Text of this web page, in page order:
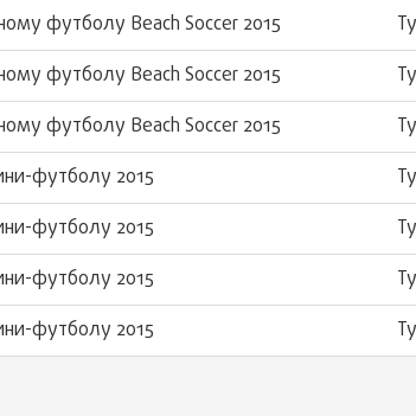
футболу Beach Soccer 2015
футболу Beach Soccer 2015
футболу Beach Soccer 2015
футболу 2015
футболу 2015
футболу 2015
футболу 2015